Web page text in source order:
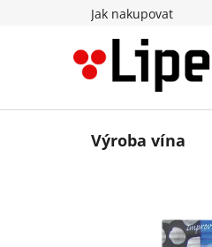
Jak nakupovat
Výroba vína